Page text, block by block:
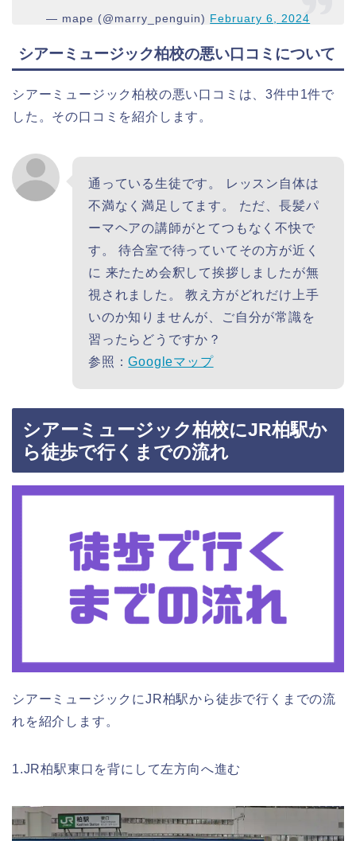
— mape (@marry_penguin) February 6, 2024
シアーミュージック柏校の悪い口コミについて
シアーミュージック柏校の悪い口コミは、3件中1件で
した。その口コミを紹介します。
通っている生徒です。 レッスン自体は
不満なく満足してます。 ただ、長髪パ
ーマヘアの講師がとてつもなく不快で
す。 待合室で待っていてその方が近く
に 来たため会釈して挨拶しましたが無
視されました。 教え方がどれだけ上手
いのか知りませんが、ご自分が常識を
習ったらどうですか？
参照：Googleマップ
シアーミュージック柏校にJR柏駅か
ら徒歩で行くまでの流れ
シアーミュージックにJR柏駅から徒歩で行くまでの流
れを紹介します。
1.JR柏駅東口を背にして左方向へ進む